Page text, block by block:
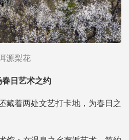
源梨花
春日艺术之约
藏着两处文艺打卡地，为春日之